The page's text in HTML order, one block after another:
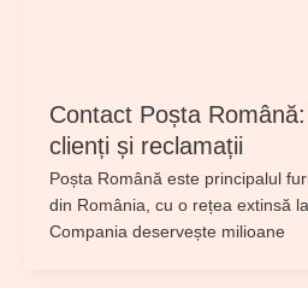
Contact Poșta
clienți și reclamații
Poșta Română este principalul
din România, cu o rețea extinsă
Compania deservește milioane